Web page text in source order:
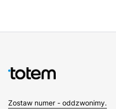
Zostaw numer - oddzwonimy.